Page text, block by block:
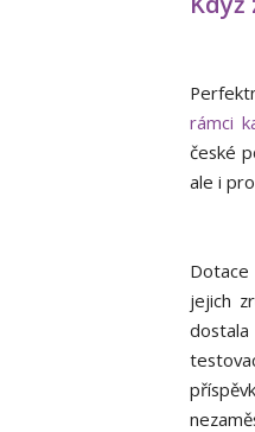
rámci
české
ale i
jejich